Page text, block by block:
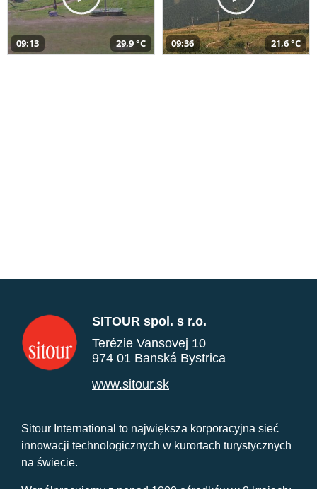
09:13 29,9 °C 09:36 21,6 °C
SITOUR spol. s r.o.
Terézie Vansovej 10
974 01 Banská Bystrica
www.sitour.sk
Sitour International to największa korporacyjna sieć
innowacji technologicznych w kurortach turystycznych
na świecie.